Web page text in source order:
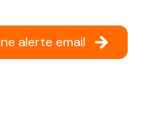
alerte email